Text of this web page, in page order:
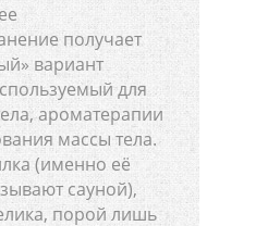
получает
вариант
для
ароматерапии
массы тела.
(именно её
сауной),
порой лишь